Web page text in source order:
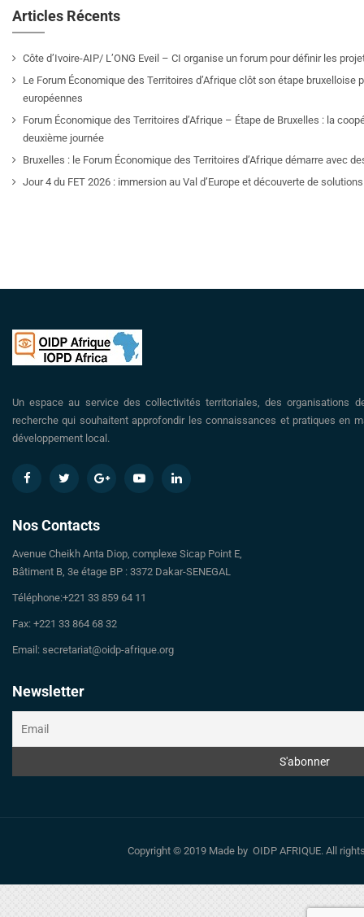
Articles Récents
Côte d’Ivoire-AIP/ L’ONG Eveil – CI organise un forum pour définir les
Le Forum Économique des Territoires d’Afrique clôt son étape
européennes
Forum Économique des Territoires d’Afrique – Étape de Bruxelles : la
deuxième journée
Bruxelles : le Forum Économique des Territoires d’Afrique démarre avec
Jour 4 du FET 2026 : immersion au Val d’Europe et découverte de
Un espace au service des collectivités territoriales, des organisations
recherche qui souhaitent approfondir les connaissances et pratiques en
développement local.
Nos Contacts
Avenue Cheikh Anta Diop, complexe Sicap Point E,
Bâtiment B, 3e étage BP : 3372 Dakar-SENEGAL
Téléphone:+221 33 859 64 11
Fax: +221 33 864 68 32
Email: secretariat@oidp-afrique.org
Newsletter
Copyright © 2019 Made by OIDP AFRIQUE. All